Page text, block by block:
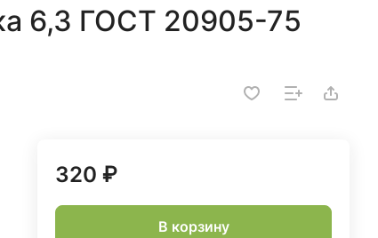
6,3 ГОСТ 20905-75
320 ₽
В корзину